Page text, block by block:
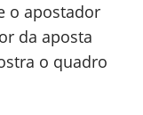
o apostador
da aposta
o quadro